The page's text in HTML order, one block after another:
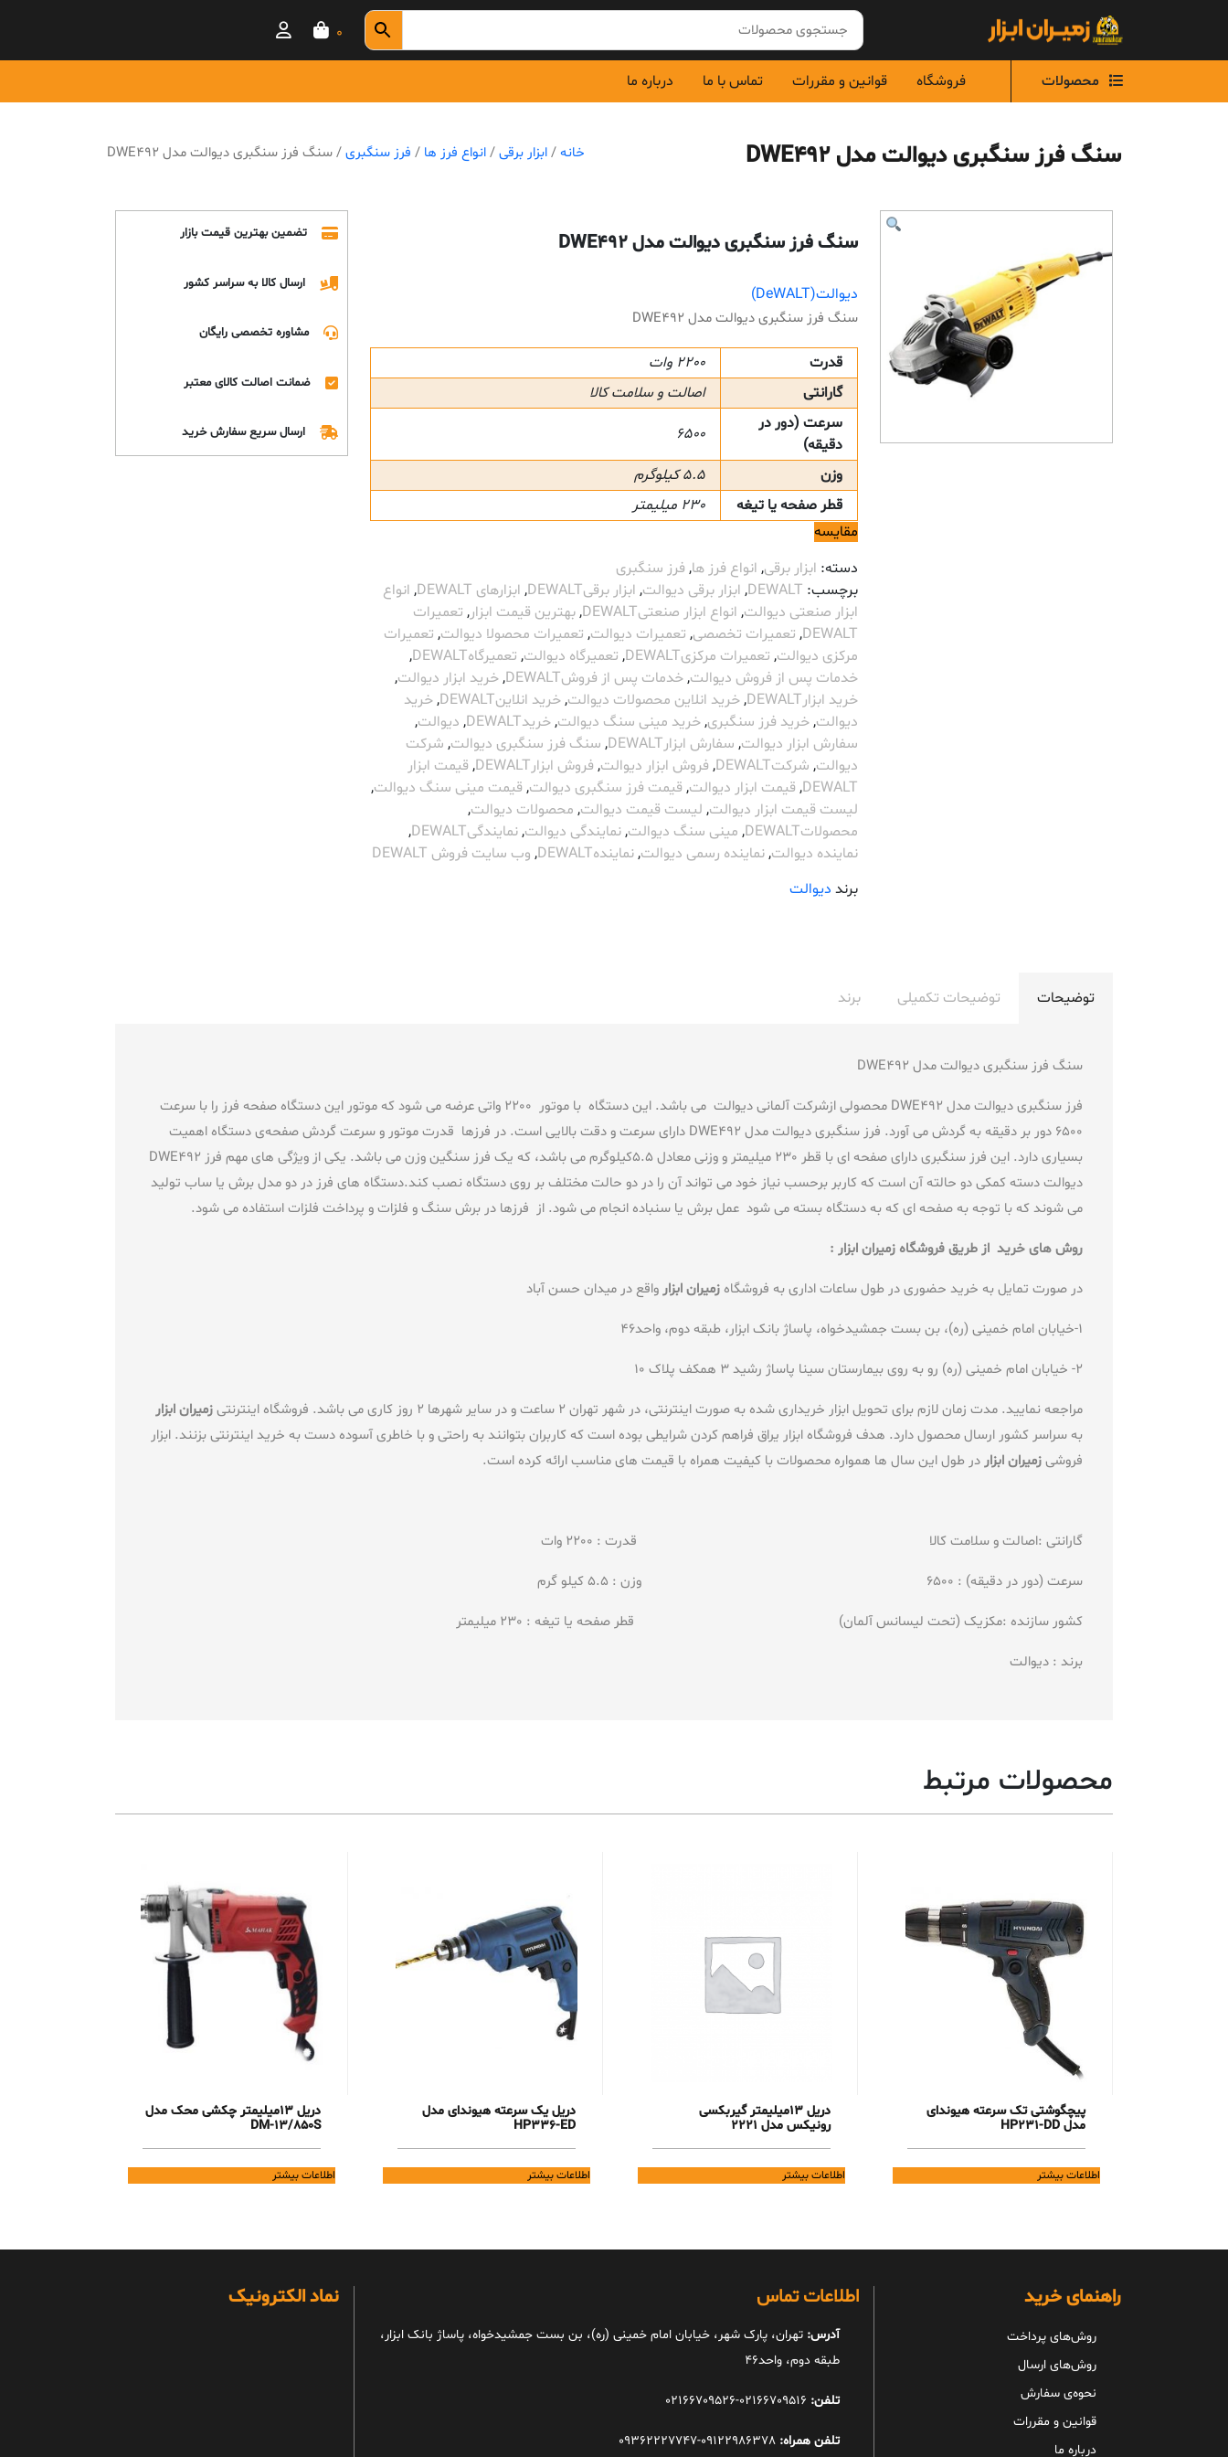
0
محصولات فروشگاه قوانین و مقررات تماس با ما درباره ما
سنگ فرز سنگبری دیوالت مدل DWE492 خانه /ابزار برقی /انواع فرز ها / فرز سنگبری / سنگ فرز سنگبری دیوالت مدل DWE492
سنگ فرز سنگبری دیوالت مدل DWE492
دیوالت(DeWALT)
سنگ فرز سنگبری دیوالت مدل DWE492
قدرت
2200 وات
گارانتی
اصالت و سلامت کالا
سرعت (دور در
دقیقه)
6500
وزن
5.5 کیلوگرم
قطر صفحه یا تیغه
230 میلیمتر
مقایسه
دسته: ابزار برقی, انواع فرز ها, فرز سنگبری
برچسب: DEWALT
, ابزار برقی دیوالت, ابزار برقیDEWALT , ابزارهای DEWALT , انواع
ابزار صنعتی دیوالت, انواع ابزار صنعتیDEWALT ,بهترین قیمت ابزار, تعمیرات
DEWALT
, تعمیرات تخصصی, تعمیرات دیوالت, تعمیرات محصولا دیوالت, تعمیرات
مرکزی دیوالت, تعمیرات مرکزیDEWALT , تعمیرگاه دیوالت, تعمیرگاهDEWALT
,
خدمات پس از فروش دیوالت,خدمات پس از فروشDEWALT ,خرید ابزار دیوالت,
خرید ابزارDEWALT
,خرید انلاین محصولات دیوالت,خرید انلاینDEWALT ,خرید
دیوالت,خرید فرز سنگبری,خرید مینی سنگ دیوالت,خریدDEWALT , دیوالت,
سفارش ابزار دیوالت, سفارش ابزارDEWALT , سنگ فرز سنگبری دیوالت, شرکت
دیوالت, شرکتDEWALT , فروش ابزار دیوالت, فروش ابزارDEWALT , قیمت ابزار
DEWALT
, قیمت ابزار دیوالت, قیمت فرز سنگبری دیوالت, قیمت مینی سنگ دیوالت,
لیست قیمت ابزار دیوالت, لیست قیمت دیوالت, محصولات دیوالت,
محصولاتDEWALT
, مینی سنگ دیوالت,نمایندگی دیوالت,نمایندگیDEWALT
,
نماینده دیوالت,نماینده رسمی دیوالت,نمایندهDEWALT , وب سایت فروش DEWALT
برند دیوالت
تضمین بهترین قیمت بازار
ارسال کالا به سراسر کشور
مشاوره تخصصی رایگان
ضمانت اصالت کالای معتبر
ارسال سریع سفارش خرید
توضیحات توضیحات تکمیلی برند
سنگ فرز سنگبری دیوالت مدل DWE492
فرز سنگبری دیوالت مدل DWE492 محصولی ازشرکت آلمانی دیوالت می باشد. این دستگاه با موتور 2200 واتی عرضه می شود که موتور این دستگاه صفحه فرز را با سرعت
6500 دور بر دقیقه به گردش می آورد. فرز سنگبری دیوالت مدل DWE492 دارای سرعت و دقت بالایی است. در فرزها قدرت موتور و سرعت گردش صفحه‌ی دستگاه اهمیت
بسیاری دارد. این فرز سنگبری دارای صفحه ای با قطر 230 میلیمتر و وزنی معادل 5.5کیلوگرم می باشد، که یک فرز سنگین وزن می باشد. یکی از ویژگی های مهم فرز DWE492
دیوالت دسته کمکی دو حالته آن است که کاربر برحسب نیاز خود می تواند آن را در دو حالت مختلف بر روی دستگاه نصب کند.دستگاه های فرز در دو مدل برش یا ساب تولید
می شوند که با توجه به صفحه ای که به دستگاه بسته می شود عمل برش یا سنباده انجام می شود. از فرزها در برش سنگ و فلزات و پرداخت فلزات استفاده می شود.
روش های خرید از طریق فروشگاه زمیران ابزار :
در صورت تمایل به خرید حضوری در طول ساعات اداری به فروشگاهزمیران ابزارواقع در میدان حسن آباد
1-خیابان امام خمینی (ره)، بن بست جمشیدخواه، پاساژ بانک ابزار، طبقه دوم، واحد46
2- خیابان امام خمینی (ره) رو به روی بیمارستان سینا پاساژ رشید 3 همکف پلاک 10
مراجعه نمایید. مدت زمان لازم برای تحویل ابزار خریداری شده به صورت اینترنتی، در شهر تهران 2 ساعت و در سایر شهرها 2 روز کاری می باشد. فروشگاه اینترنتی
زمیران ابزار
به سراسر کشور ارسال محصول دارد. هدف فروشگاه ابزار یراق فراهم کردن شرایطی بوده است که کاربران بتوانند به راحتی و با خاطری آسوده دست به خرید اینترنتی بزنند. ابزار
فروشیزمیران ابزاردر طول این سال ها همواره محصولات با کیفیت همراه با قیمت های مناسب ارائه کرده است.
گارانتی :اصالت و سلامت کالا قدرت : 2200 وات
سرعت (دور در دقیقه) : 6500 وزن : 5.5 کیلو گرم
کشور سازنده :مکزیک (تحت لیسانس آلمان) قطر صفحه یا تیغه : 230 میلیمتر
برند : دیوالت
محصولات مرتبط
پیچگوشتی تک سرعته هیوندای
مدل HP231-DD
اطلاعات بیشتر
دریل 13میلیمتر گیربکسی
رونیکس مدل 2221
اطلاعات بیشتر
دریل یک سرعته هیوندای مدل
HP336-ED
اطلاعات بیشتر
دریل 13میلیمتر چکشی محک مدل
DM-13/850S
اطلاعات بیشتر
راهنمای خرید
روش‌های پرداخت
روش‌های ارسال
نحوه‌ی سفارش
قوانین و مقررات
درباره ما
اطلاعات تماس
آدرس: تهران، پارک شهر، خیابان امام خمینی (ره)، بن بست جمشیدخواه، پاساژ بانک ابزار،
طبقه دوم، واحد46
تلفن:
تلفن همراه: 09122986378-09362227747
نماد الکترونیک